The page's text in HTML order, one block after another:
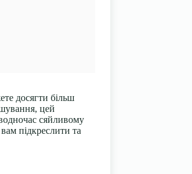
досягти більш
цей
сяйливому
підкреслити та